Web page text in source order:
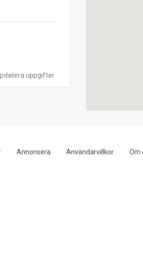
uppgifter
Annonsera Användarvillkor Om